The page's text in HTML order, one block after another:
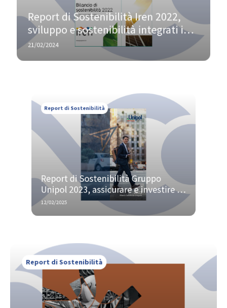
Report di Sostenibilità Iren 2022,
sviluppo e sostenibilità integrati in
un’unica strategia aziendale
21/02/2024
Report di Sostenibilità Gruppo
Unipol 2023, assicurare e investire
per la creazione di valore a lungo
12/02/2025
Report di Sostenibilità